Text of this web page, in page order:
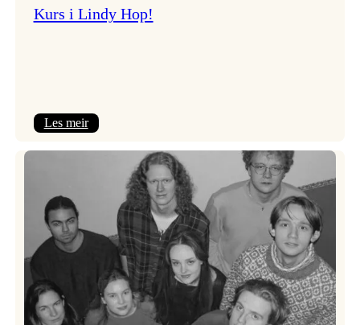
Kurs i Lindy Hop!
Les meir: